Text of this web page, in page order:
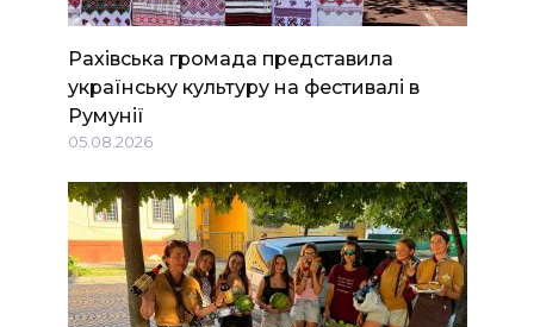
Рахівська громада представила
українську культуру на фестивалі в
Румунії
05.08.2026